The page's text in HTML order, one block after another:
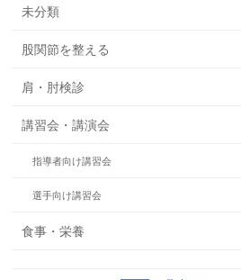
未分類
股関節を整える
肩・肘検診
講習会・講演会
指導者向け講習会
選手向け講習会
食事・栄養